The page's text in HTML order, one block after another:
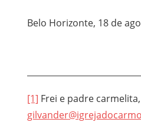
Belo Horizonte, 18 de
[1] Frei e padre carmelita,